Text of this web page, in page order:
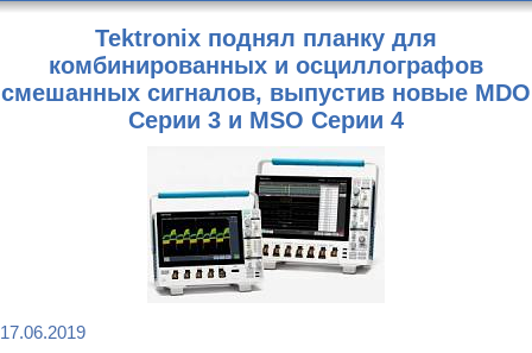
Tektronix поднял планку для
комбинированных и осциллографов
смешанных сигналов, выпустив новые MDO
Серии 3 и MSO Серии 4
17.06.2019